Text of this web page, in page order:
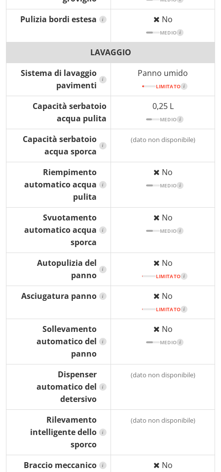
Pulizia bordi estesa i No
MEDIO i
LAVAGGIO
Sistema di lavaggio
pavimenti
i
Panno umido
LIMITATO i
Capacità serbatoio
acqua pulita
0,25 L
MEDIO i
Capacità serbatoio
acqua sporca
i
(dato non disponibile)
Riempimento
automatico acqua
pulita
i
No
MEDIO i
Svuotamento
automatico acqua
sporca
i
No
MEDIO i
Autopulizia del
panno
i
No
LIMITATO i
Asciugatura panno i No
LIMITATO i
Sollevamento
automatico del
panno
i
No
MEDIO i
Dispenser
automatico del
detersivo
i
(dato non disponibile)
Rilevamento
intelligente dello
sporco
i
(dato non disponibile)
Braccio meccanico i No